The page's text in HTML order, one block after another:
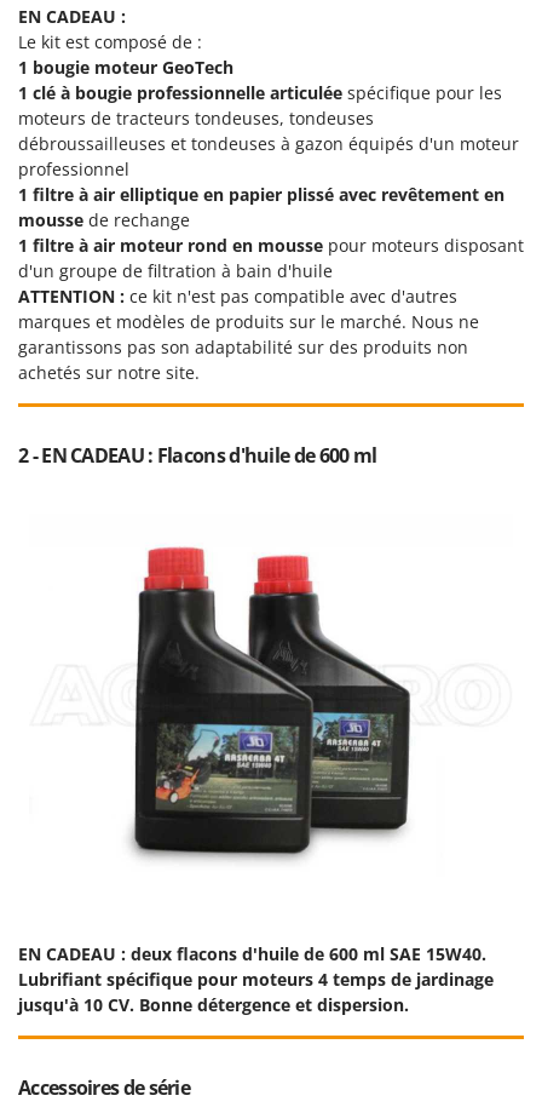
Wolf Garten
Wortex
Worx
Y Yard Force
Z
Zanon
Zephir
ZGrills
Zodiac
Zomax
EN CADEAU :
Le kit est composé de :
1 bougie moteur GeoTech
1 clé à bougie professionnelle articulée spécifique pour les
moteurs de tracteurs tondeuses, tondeuses
débroussailleuses et tondeuses à gazon équipés d'un moteur
professionnel
1 filtre à air elliptique en papier plissé avec revêtement en
mousse de rechange
1 filtre à air moteur rond en mousse pour moteurs disposant
d'un groupe de filtration à bain d'huile
ATTENTION : ce kit n'est pas compatible avec d'autres
marques et modèles de produits sur le marché. Nous ne
garantissons pas son adaptabilité sur des produits non
achetés sur notre site.
2 - EN CADEAU : Flacons d'huile de 600 ml
EN CADEAU : deux flacons d'huile de 600 ml SAE 15W40.
Lubrifiant spécifique pour moteurs 4 temps de jardinage
jusqu'à 10 CV. Bonne détergence et dispersion.
Accessoires de série